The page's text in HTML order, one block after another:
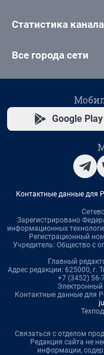
Статистика
Все города сети
Google Play
Контактные данные для
Зарегистрировано
информационных
Регистрационный
Учредитель: Общество с
Главный
Адрес редакции: 625000, г.
+7 (3452) 56-
Электронный
Контактные данные для
Связаться с отделом
Редакция сайта не
информации,